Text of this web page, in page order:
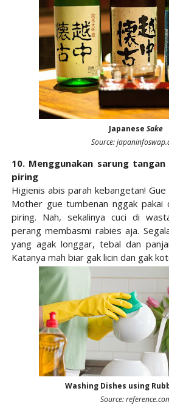
JapaneseSake
Source:
10. Menggunakan sarung
piring
Higienis abis parah kebangetan!
Mother gue tumbenan nggak pakai
piring. Nah, sekalinya cuci di
perang membasmi rabies aja.
yang agak longgar, tebal dan
Katanya mah biar gak licin dan gak
Washing Dishes using
Source: